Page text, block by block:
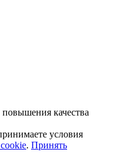
качества
условия
. Принять